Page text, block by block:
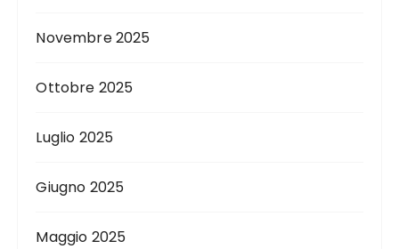
Novembre 2025
Ottobre 2025
Luglio 2025
Giugno 2025
Maggio 2025